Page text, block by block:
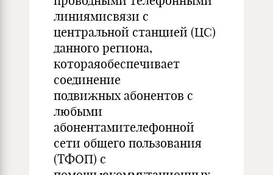
линиямисвязи с
центральной станцией (ЦС)
данного региона,
котораяобеспечивает
соединение
подвижных абонентов с
любыми
абонентамителефонной
сети общего пользования
(ТФОП) с